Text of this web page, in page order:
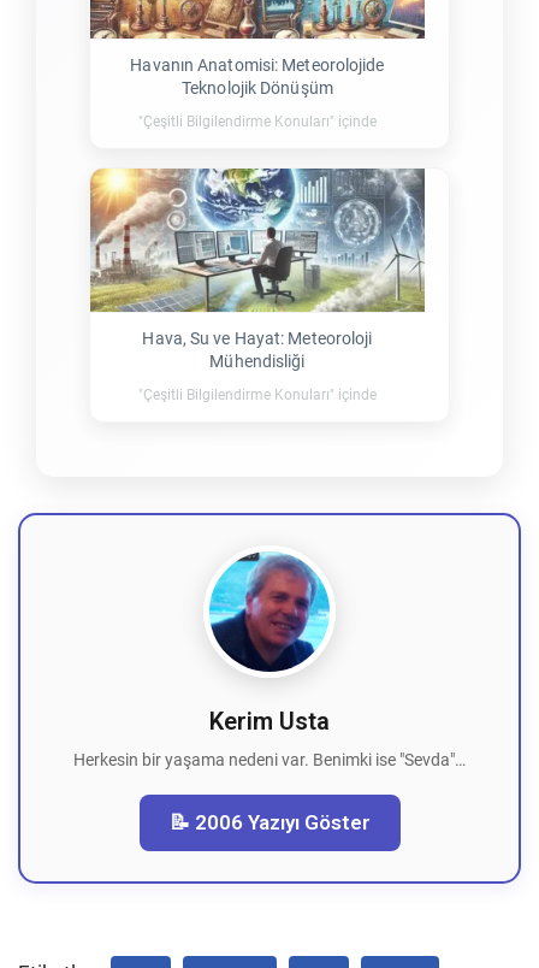
Havanın Anatomisi: Meteorolojide
Teknolojik Dönüşüm
"Çeşitli Bilgilendirme Konuları" içinde
Hava, Su ve Hayat: Meteoroloji
Mühendisliği
"Çeşitli Bilgilendirme Konuları" içinde
Kerim Usta
Herkesin bir yaşama nedeni var. Benimki ise "Sevda"…
📝 2006 Yazıyı Göster